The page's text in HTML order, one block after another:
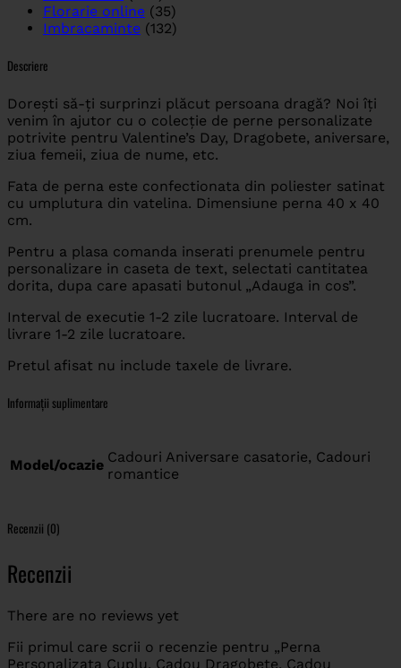
Florarie online (35)
Imbracaminte (132)
Descriere
Dorești să-ți surprinzi plăcut persoana dragă? Noi îți
venim în ajutor cu o colecție de perne personalizate
potrivite pentru Valentine’s Day, Dragobete, aniversare,
ziua femeii, ziua de nume, etc.
Fata de perna este confectionata din poliester satinat
cu umplutura din vatelina. Dimensiune perna 40 x 40
cm.
Pentru a plasa comanda inserati prenumele pentru
personalizare in caseta de text, selectati cantitatea
dorita, dupa care apasati butonul „Adauga in cos”.
Interval de executie 1-2 zile lucratoare. Interval de
livrare 1-2 zile lucratoare.
Pretul afisat nu include taxele de livrare.
Informații suplimentare
Model/ocazie Cadouri Aniversare casatorie, Cadouri
romantice
Recenzii (0)
Recenzii
There are no reviews yet
Fii primul care scrii o recenzie pentru „Perna
Personalizata Cuplu, Cadou Dragobete, Cadou